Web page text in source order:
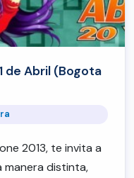
de Abril (Bogota
2013, te invita a
manera distinta,